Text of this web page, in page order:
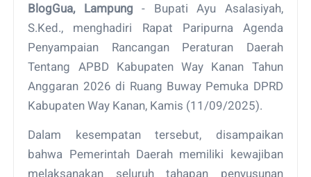
BlogGua, Lampung - Bupati Ayu Asalasiyah,
S.Ked., menghadiri Rapat Paripurna Agenda
Penyampaian Rancangan Peraturan Daerah
Tentang APBD Kabupaten Way Kanan Tahun
Anggaran 2026 di Ruang Buway Pemuka DPRD
Kabupaten Way Kanan, Kamis (11/09/2025).
Dalam kesempatan tersebut, disampaikan
bahwa Pemerintah Daerah memiliki kewajiban
melaksanakan seluruh tahapan penyusunan